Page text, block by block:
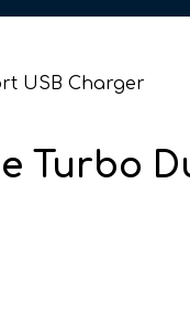
USB Charger
Turbo